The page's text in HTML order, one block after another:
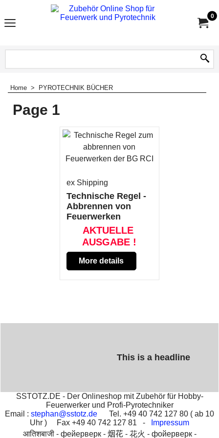
0
Home > PYROTECHNIK BÜCHER
Page 1
ex Shipping
Technische Regel -
Abbrennen von
Feuerwerken
AKTUELLE
AUSGABE !
More details
This is a headline
SSTOTZ.DE - Der Onlineshop mit Zubehör für Hobby-
Feuerwerker und Profi-Pyrotechniker
Email : stephan@sstotz.de Tel. +49 40 742 127 80 ( ab 10
Uhr ) Fax +49 40 742 127 81 -
Impressum
आतिशबाजी - фейерверк - 烟花 - 花火 - фойерверк -